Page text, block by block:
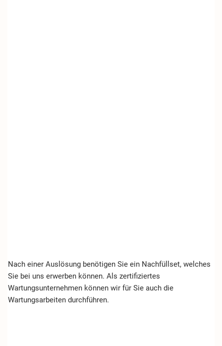
Nach einer Auslösung benötigen Sie ein Nachfüllset, welches
Sie bei uns erwerben können. Als zertifiziertes
Wartungsunternehmen können wir für Sie auch die
Wartungsarbeiten durchführen.